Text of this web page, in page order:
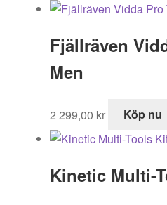
Fjällräven
Men
2 299,00 kr Köp nu
Kinetic Multi-